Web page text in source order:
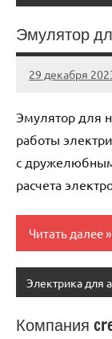
Эмулятор
29 декабря
autotravel03
Нет
Эмулятор для
работы
с
расчета
Читать далее
Электрика для
Компания